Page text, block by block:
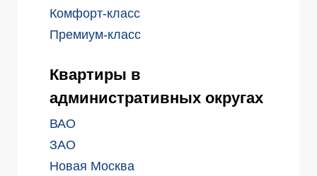
Комфорт-класс
Премиум-класс
Квартиры в
административных округах
ВАО
ЗАО
Новая Москва